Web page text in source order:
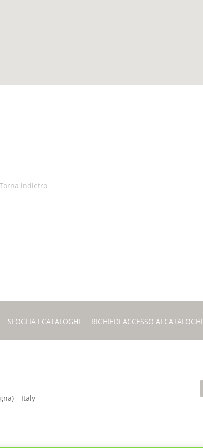
indietro
SFOGLIA I CATALOGHI RICHIEDI ACCESSO AI CATALOGHI
– Italy